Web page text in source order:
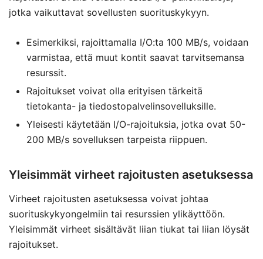
jotka vaikuttavat sovellusten suorituskykyyn.
Esimerkiksi, rajoittamalla I/O:ta 100 MB/s, voidaan
varmistaa, että muut kontit saavat tarvitsemansa
resurssit.
Rajoitukset voivat olla erityisen tärkeitä
tietokanta- ja tiedostopalvelinsovelluksille.
Yleisesti käytetään I/O-rajoituksia, jotka ovat 50-
200 MB/s sovelluksen tarpeista riippuen.
Yleisimmät virheet rajoitusten asetuksessa
Virheet rajoitusten asetuksessa voivat johtaa
suorituskykyongelmiin tai resurssien ylikäyttöön.
Yleisimmät virheet sisältävät liian tiukat tai liian löysät
rajoitukset.